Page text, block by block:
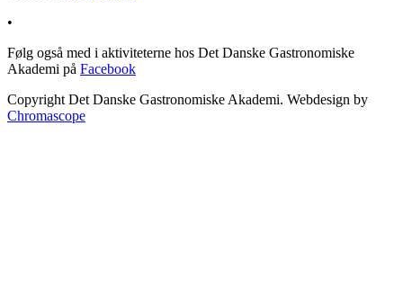
•
Følg også med i aktiviteterne hos Det Danske Gastronomiske
Akademi på Facebook
Copyright Det Danske Gastronomiske Akademi. Webdesign by
Chromascope